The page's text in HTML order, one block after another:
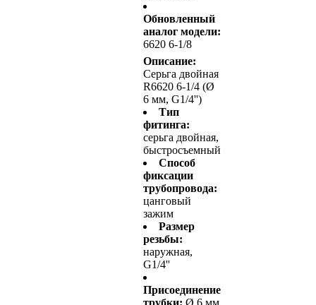
Обновленный
аналог модели:
6620 6-1/8
Описание:
Серьга двойная
R6620 6-1/4 (Ø
6 мм, G1/4'')
Тип
фитинга:
серьга двойная,
быстросъемный
Способ
фиксации
трубопровода:
цанговый
зажим
Размер
резьбы:
наружная,
G1/4''
Присоединение
трубки: Ø 6 мм